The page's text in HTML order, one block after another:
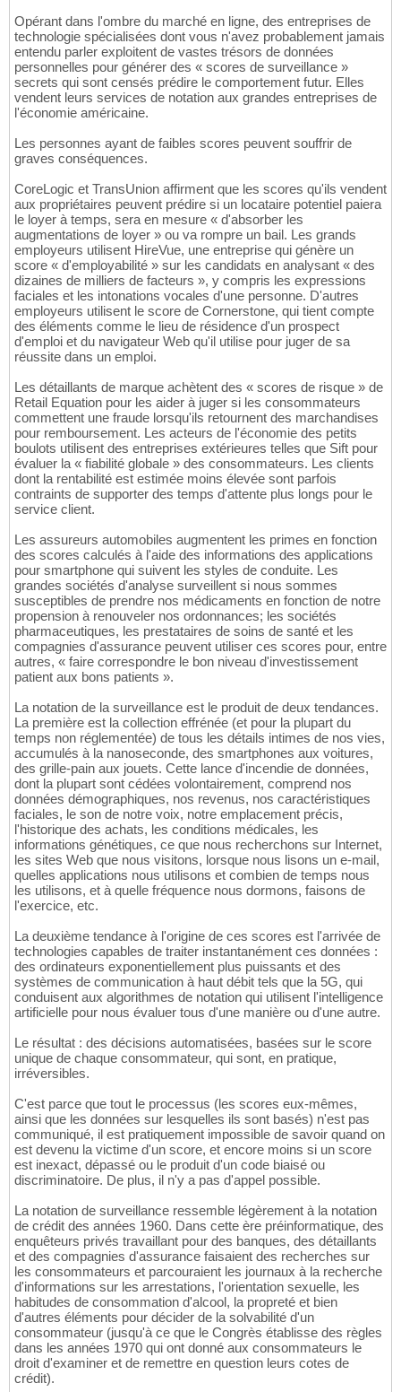
Opérant dans l'ombre du marché en ligne, des entreprises de
technologie spécialisées dont vous n'avez probablement jamais
entendu parler exploitent de vastes trésors de données
personnelles pour générer des « scores de surveillance »
secrets qui sont censés prédire le comportement futur. Elles
vendent leurs services de notation aux grandes entreprises de
l'économie américaine.
Les personnes ayant de faibles scores peuvent souffrir de
graves conséquences.
CoreLogic et TransUnion affirment que les scores qu'ils vendent
aux propriétaires peuvent prédire si un locataire potentiel paiera
le loyer à temps, sera en mesure « d'absorber les
augmentations de loyer » ou va rompre un bail. Les grands
employeurs utilisent HireVue, une entreprise qui génère un
score « d'employabilité » sur les candidats en analysant « des
dizaines de milliers de facteurs », y compris les expressions
faciales et les intonations vocales d'une personne. D'autres
employeurs utilisent le score de Cornerstone, qui tient compte
des éléments comme le lieu de résidence d'un prospect
d'emploi et du navigateur Web qu'il utilise pour juger de sa
réussite dans un emploi.
Les détaillants de marque achètent des « scores de risque » de
Retail Equation pour les aider à juger si les consommateurs
commettent une fraude lorsqu'ils retournent des marchandises
pour remboursement. Les acteurs de l'économie des petits
boulots utilisent des entreprises extérieures telles que Sift pour
évaluer la « fiabilité globale » des consommateurs. Les clients
dont la rentabilité est estimée moins élevée sont parfois
contraints de supporter des temps d'attente plus longs pour le
service client.
Les assureurs automobiles augmentent les primes en fonction
des scores calculés à l'aide des informations des applications
pour smartphone qui suivent les styles de conduite. Les
grandes sociétés d'analyse surveillent si nous sommes
susceptibles de prendre nos médicaments en fonction de notre
propension à renouveler nos ordonnances; les sociétés
pharmaceutiques, les prestataires de soins de santé et les
compagnies d'assurance peuvent utiliser ces scores pour, entre
autres, « faire correspondre le bon niveau d'investissement
patient aux bons patients ».
La notation de la surveillance est le produit de deux tendances.
La première est la collection effrénée (et pour la plupart du
temps non réglementée) de tous les détails intimes de nos vies,
accumulés à la nanoseconde, des smartphones aux voitures,
des grille-pain aux jouets. Cette lance d'incendie de données,
dont la plupart sont cédées volontairement, comprend nos
données démographiques, nos revenus, nos caractéristiques
faciales, le son de notre voix, notre emplacement précis,
l'historique des achats, les conditions médicales, les
informations génétiques, ce que nous recherchons sur Internet,
les sites Web que nous visitons, lorsque nous lisons un e-mail,
quelles applications nous utilisons et combien de temps nous
les utilisons, et à quelle fréquence nous dormons, faisons de
l'exercice, etc.
La deuxième tendance à l'origine de ces scores est l'arrivée de
technologies capables de traiter instantanément ces données :
des ordinateurs exponentiellement plus puissants et des
systèmes de communication à haut débit tels que la 5G, qui
conduisent aux algorithmes de notation qui utilisent l'intelligence
artificielle pour nous évaluer tous d'une manière ou d'une autre.
Le résultat : des décisions automatisées, basées sur le score
unique de chaque consommateur, qui sont, en pratique,
irréversibles.
C'est parce que tout le processus (les scores eux-mêmes,
ainsi que les données sur lesquelles ils sont basés) n'est pas
communiqué, il est pratiquement impossible de savoir quand on
est devenu la victime d'un score, et encore moins si un score
est inexact, dépassé ou le produit d'un code biaisé ou
discriminatoire. De plus, il n'y a pas d'appel possible.
La notation de surveillance ressemble légèrement à la notation
de crédit des années 1960. Dans cette ère préinformatique, des
enquêteurs privés travaillant pour des banques, des détaillants
et des compagnies d'assurance faisaient des recherches sur
les consommateurs et parcouraient les journaux à la recherche
d'informations sur les arrestations, l'orientation sexuelle, les
habitudes de consommation d'alcool, la propreté et bien
d'autres éléments pour décider de la solvabilité d'un
consommateur (jusqu'à ce que le Congrès établisse des règles
dans les années 1970 qui ont donné aux consommateurs le
droit d'examiner et de remettre en question leurs cotes de
crédit).